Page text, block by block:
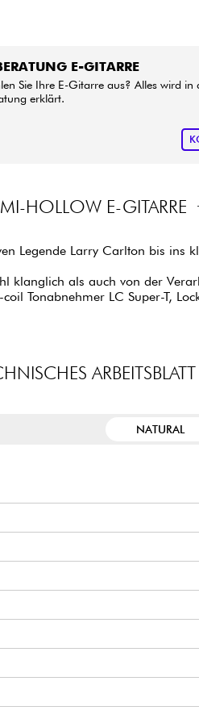
E-GITARRE
Sie Ihre E-Gitarre aus? Alles wird in
erklärt.
HOLLOW E-GITARRE
Legende Larry Carlton bis ins
als auch von der
Tonabnehmer LC Super-T,
ARBEITSBLATT
NATURAL